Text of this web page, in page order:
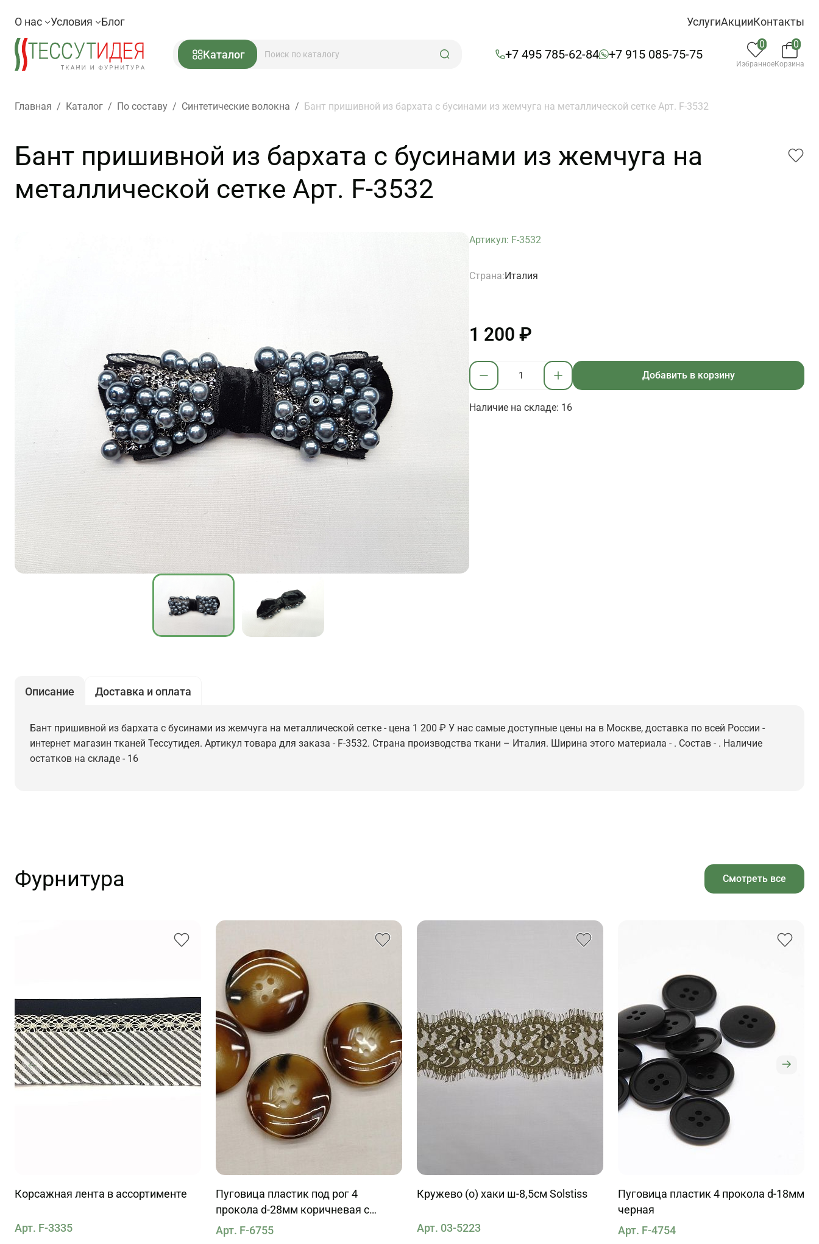
О нас Условия Блог УслугиАкцииКонтакты
Каталог +7 495 785-62-84 +7 915 085-75-75
0
Избранное
0
Корзина
Главная / Каталог / По составу / Синтетические волокна / Бант пришивной из бархата с бусинами из жемчуга на металлической сетке Арт. F-3532
Бант пришивной из бархата с бусинами из жемчуга на
металлической сетке Арт. F-3532
Артикул: F-3532
Страна:Италия
1 200 ₽
Добавить в корзину
Наличие на складе: 16
Описание Доставка и оплата
Бант пришивной из бархата с бусинами из жемчуга на металлической сетке - цена 1 200 ₽ У нас самые доступные цены на в Москве, доставка по всей России -
интернет магазин тканей Тессутидея. Артикул товара для заказа - F-3532. Страна производства ткани – Италия. Ширина этого материала - . Состав - . Наличие
остатков на складе - 16
Фурнитура Смотреть все
Корсажная лента в ассортименте
Арт. F-3335
Пуговица пластик под рог 4
прокола d-28мм коричневая с
черно-молочными вкраплениями
Арт. F-6755
Кружево (о) хаки ш-8,5см Solstiss
Арт. 03-5223
Пуговица пластик 4 прокола d-18мм
черная
Арт. F-4754